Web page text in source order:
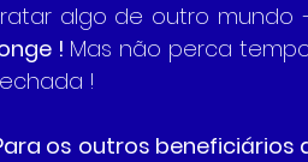
algo de outro mundo
! Mas não perca
!
os outros beneficiários